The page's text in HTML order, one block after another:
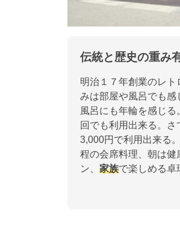
伝統と歴史の重み
明治１７年創業のレ
みは部屋や風呂でも
風呂にも年輪を感じ
回でも利用出来る。さ
3,000円で利用出来る
程の会席料理、朝は健
ン、 家族で楽しめる卓